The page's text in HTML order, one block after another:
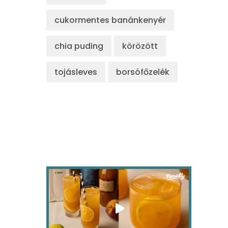
cukormentes banánkenyér
chia puding körözött
tojásleves borsófőzelék